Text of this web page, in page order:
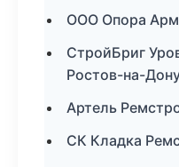
ООО Опора
СтройБриг
Ростов-на-
Артель
СК Кладка